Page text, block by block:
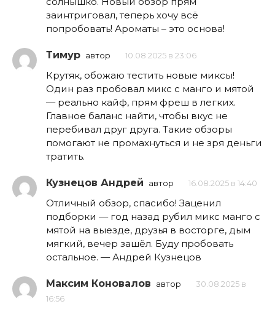
заинтриговал, теперь хочу всё
попробовать! Ароматы – это основа!
Тимур автор 10.08.2025 в 23:06
Крутяк, обожаю тестить новые миксы!
Один раз пробовал микс с манго и мятой
— реально кайф, прям фреш в легких.
Главное баланс найти, чтобы вкус не
перебивал друг друга. Такие обзоры
помогают не промахнуться и не зря деньги
тратить.
Кузнецов Андрей автор 16.08.2025 в 14:40
Отличный обзор, спасибо! Заценил
подборки — год назад рубил микс манго с
мятой на выезде, друзья в восторге, дым
мягкий, вечер зашёл. Буду пробовать
остальное. — Андрей Кузнецов
Максим Коновалов автор
30.08.2025 в
16:56